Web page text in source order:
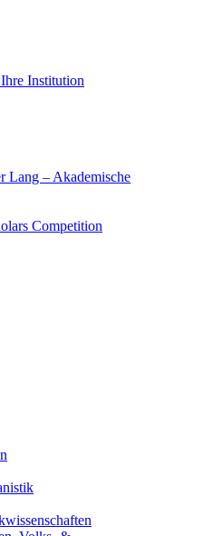
Institution
Lang – Akademische
Competition